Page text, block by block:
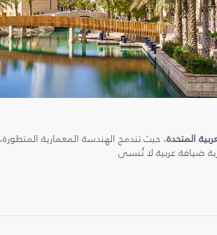
المتحدة، حيث تندمج الهندسة المعمارية
ضيافة عربية لا تُنسى